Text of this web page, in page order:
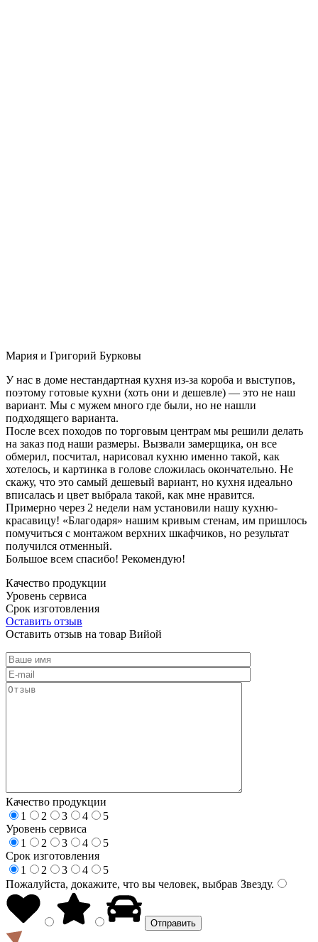
Мария и Григорий Бурковы
У нас в доме нестандартная кухня из-за короба и выступов,
поэтому готовые кухни (хоть они и дешевле) — это не наш
вариант. Мы с мужем много где были, но не нашли
подходящего варианта.
После всех походов по торговым центрам мы решили делать
на заказ под наши размеры. Вызвали замерщика, он все
обмерил, посчитал, нарисовал кухню именно такой, как
хотелось, и картинка в голове сложилась окончательно. Не
скажу, что это самый дешевый вариант, но кухня идеально
вписалась и цвет выбрала такой, как мне нравится.
Примерно через 2 недели нам установили нашу кухню-
красавицу! «Благодаря» нашим кривым стенам, им пришлось
помучиться с монтажом верхних шкафчиков, но результат
получился отменный.
Большое всем спасибо! Рекомендую!
Качество продукции
Уровень сервиса
Срок изготовления
Оставить отзыв
Оставить отзыв на товар Вийой
Качество продукции
1
2 3 4
5
Уровень сервиса
1
2 3 4
5
Срок изготовления
1
2 3 4
5
Пожалуйста, докажите, что вы человек, выбрав Звезду.